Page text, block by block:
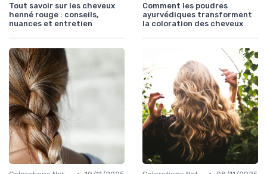
Tout savoir sur les cheveux
henné rouge : conseils,
nuances et entretien
Comment les poudres
ayurvédiques transforment
la coloration des cheveux